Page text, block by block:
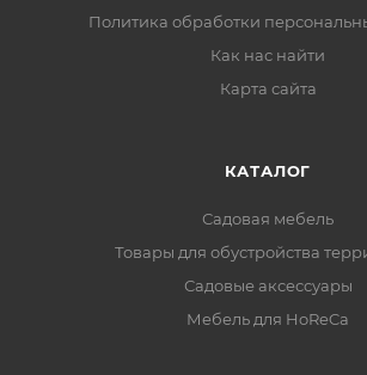
Политика обработки
Как нас найти
Карта сайта
КАТАЛОГ
Садовая мебель
Товары для обустройства
Садовые аксессуары
Мебель для HoReCa